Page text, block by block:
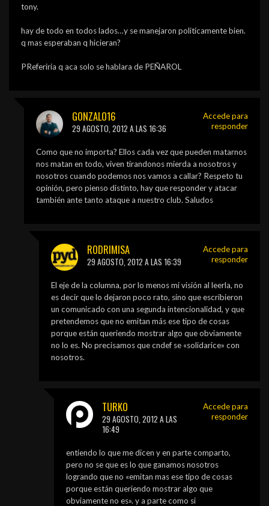
tony.
hay de todo en todos lados…y se manejaron politicamente bien.
q mas esperaban q hicieran?
PReferiria q aca solo se hablara de PEÑAROL
GONZALO16
29 AGOSTO, 2012 A LAS 16:36
Como que no importa? Ellos cada vez que pueden matarnos
nos matan en todo, viven tirandonos mierda a nosotros y
nosotros cuando podemos nos vamos a callar? Respeto tu
opinión, pero pienso distinto, hay que responder y atacar
también ante tanto ataque a nuestro club. Saludos
Accede para
responder
RODRIMISA
29 AGOSTO, 2012 A LAS 16:39
El eje de la columna, por lo menos mi visión al leerla, no
es decir que lo dejaron poco rato, sino que escribieron
un comunicado con una segunda intencionalidad, y que
pretendemos que no emitan más ese tipo de cosas
porque están queriendo mostrar algo que obviamente
no lo es. No precisamos que cndef se «solidarice» con
nosotros.
Accede para
responder
TURKO
29 AGOSTO, 2012 A LAS
16:49
entiendo lo que me dicen y en parte comparto,
pero no se que es lo que ganamos nosotros
logrando que no «emitan mas ese tipo de cosas
porque están queriendo mostrar algo que
obviamente no es». y a parte como si
Accede para
responder